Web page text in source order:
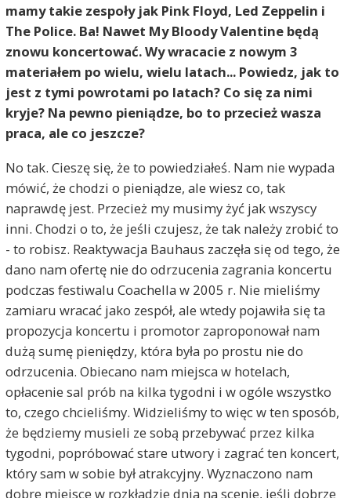
mamy takie zespoły jak Pink Floyd, Led Zeppelin i
The Police. Ba! Nawet My Bloody Valentine będą
znowu koncertować. Wy wracacie z nowym 3
materiałem po wielu, wielu latach... Powiedz, jak to
jest z tymi powrotami po latach? Co się za nimi
kryje? Na pewno pieniądze, bo to przecież wasza
praca, ale co jeszcze?
No tak. Cieszę się, że to powiedziałeś. Nam nie wypada
mówić, że chodzi o pieniądze, ale wiesz co, tak
naprawdę jest. Przecież my musimy żyć jak wszyscy
inni. Chodzi o to, że jeśli czujesz, że tak należy zrobić to
- to robisz. Reaktywacja Bauhaus zaczęła się od tego, że
dano nam ofertę nie do odrzucenia zagrania koncertu
podczas festiwalu Coachella w 2005 r. Nie mieliśmy
zamiaru wracać jako zespół, ale wtedy pojawiła się ta
propozycja koncertu i promotor zaproponował nam
dużą sumę pieniędzy, która była po prostu nie do
odrzucenia. Obiecano nam miejsca w hotelach,
opłacenie sal prób na kilka tygodni i w ogóle wszystko
to, czego chcieliśmy. Widzieliśmy to więc w ten sposób,
że będziemy musieli ze sobą przebywać przez kilka
tygodni, popróbować stare utwory i zagrać ten koncert,
który sam w sobie był atrakcyjny. Wyznaczono nam
dobre miejsce w rozkładzie dnia na scenie, jeśli dobrze